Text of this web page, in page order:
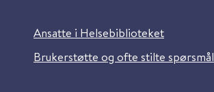
Ansatte i Helsebiblioteket
Brukerstøtte og ofte stilte spørsmål